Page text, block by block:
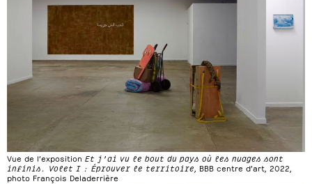
Vue de l’exposition Et j’ai vu le bout du pays où les nuages sont
infinis. Volet I : Éprouver le territoire, BBB centre d’art, 2022,
photo François Deladerrière